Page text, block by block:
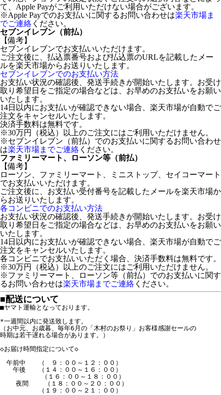
て、Apple Payがご利用いただけない場合がございます。
※Apple Payでのお支払いに関するお問い合わせは楽天市場ま
でご連絡 ください。
セブンイレブン（前払）
【備考】
セブンイレブンでお支払いいただけます。
ご注文後に、払込票番号および払込票のURLを記載したメー
ルを楽天市場からお送りいたします。
セブンイレブンでのお支払い方法
お支払い状況の確認後、発送手続きが開始いたします。お受け
取り希望日をご指定の場合などは、お早めのお支払いをお願い
いたします。
14日以内にお支払いが確認できない場合、楽天市場が自動でご
注文をキャンセルいたします。
決済手数料は無料です。
※30万円（税込）以上のご注文にはご利用いただけません。
※セブンイレブン（前払）でのお支払いに関するお問い合わせ
は楽天市場までご連絡 ください。
ファミリーマート、ローソン等（前払）
【備考】
ローソン、ファミリーマート、ミニストップ、セイコーマート
でお支払いいただけます。
ご注文後に、お支払い受付番号を記載したメールを楽天市場か
らお送りいたします。
各コンビニでのお支払い方法
お支払い状況の確認後、発送手続きが開始いたします。お受け
取り希望日をご指定の場合などは、お早めのお支払いをお願い
いたします。
14日以内にお支払いが確認できない場合、楽天市場が自動でご
注文をキャンセルいたします。
各コンビニでお支払いいただく場合、決済手数料は無料です。
※30万円（税込）以上のご注文にはご利用いただけません。
※ファミリーマート、ローソン等（前払）でのお支払いに関す
るお問い合わせは楽天市場までご連絡 ください。
■配送について
■ヤマト運輸となっております。
*一週間以内に発送致します。
（お中元、お歳暮、毎年6月の「木村のお祭り」お客様感謝セールの
時期は若干遅れる場合があります。）
◇お届け時間指定について◇
午前中　　（　９：００～１２：００）
午後　　（１４：００～１６：００）
（１６：００～１８：００）
    夜間    （１８：００～２０：００）
（１９：００～２１：００）